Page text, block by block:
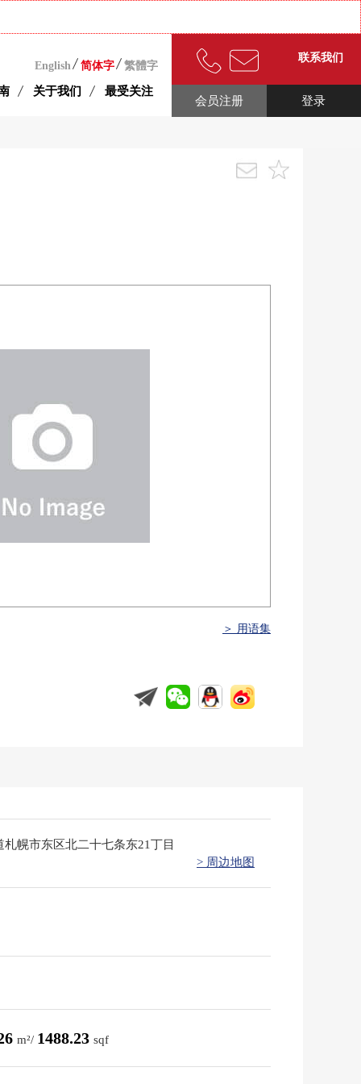
English 简体字 繁體字
关于我们 最受关注
联系我们
登录
会员注册
＞ 用语集
札幌市东区北二十七条东21丁目
> 周边地图
m²/ 1488.23 sqf